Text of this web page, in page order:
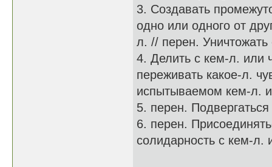
3. Создавать
одно или одного от
л. // перен.
4. Делить с кем-л. или
переживать какое-л.
испытываемом кем-л.
5. перен.
6. перен.
солидарность с кем-л.